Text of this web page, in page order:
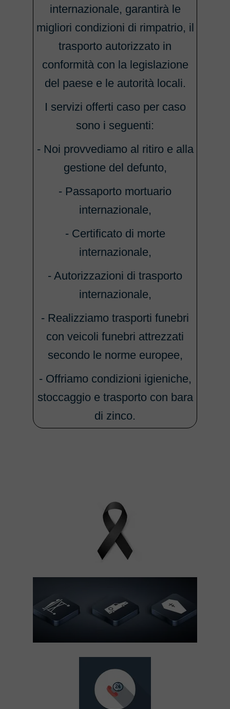
internazionale, garantirà le
migliori condizioni di rimpatrio, il
trasporto autorizzato in
conformità con la legislazione
del paese e le autorità locali.
I servizi offerti caso per caso
sono i seguenti:
- Noi provvediamo al ritiro e alla
gestione del defunto,
- Passaporto mortuario
internazionale,
- Certificato di morte
internazionale,
- Autorizzazioni di trasporto
internazionale,
- Realizziamo trasporti funebri
con veicoli funebri attrezzati
secondo le norme europee,
- Offriamo condizioni igieniche,
stoccaggio e trasporto con bara
di zinco.